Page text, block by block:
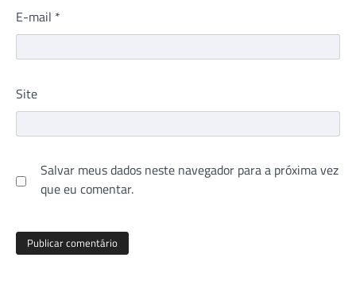
E-mail *
Site
Salvar meus dados neste navegador para a próxima vez
que eu comentar.